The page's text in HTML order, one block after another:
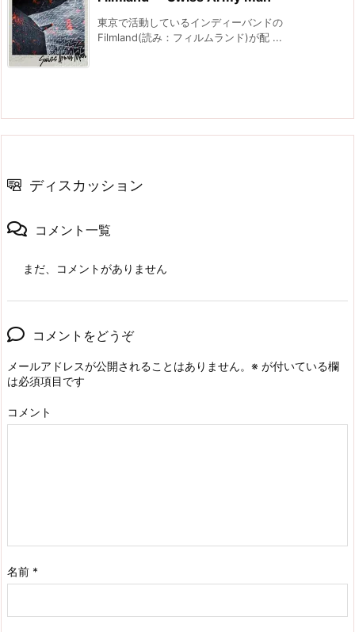
東京で活動しているインディーバンドの
Filmland(読み：フィルムランド)が配 ...
ディスカッション
コメント一覧
まだ、コメントがありません
コメントをどうぞ
メールアドレスが公開されることはありません。 ※ が付いている欄
は必須項目です
コメント
名前 *